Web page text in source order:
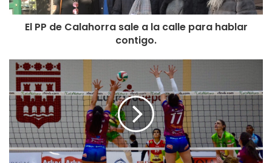
MARVIN & PRECIOSO,SENSITY WORLD ( Get it Up) ,
MARIAN DACAL
( flying free) o los españoles REBECA ( Duro de pelar), KU
ceremonias PACO PIL con su nueva version de ‘Viva la
Fiesta’ y ‘Johnny Techno Ska’ dirigiendo el espectáculo
El PP de Calahorra sale a la calle para hablar
contigo.